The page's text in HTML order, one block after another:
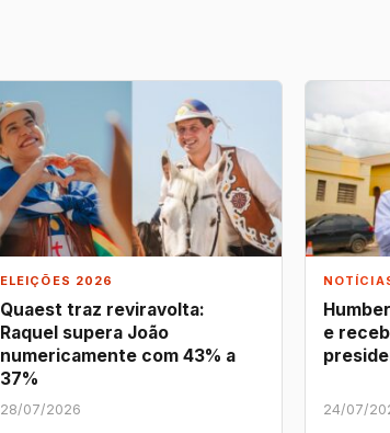
ELEIÇÕES 2026
Quaest traz reviravolta:
Raquel supera João
numericamente com 43% a
37%
28/07/2026
e
24/07/